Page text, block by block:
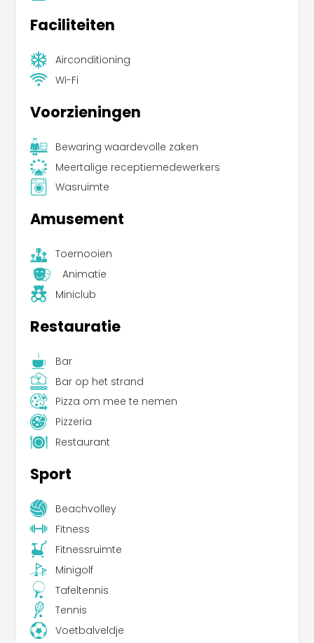
Faciliteiten
Airconditioning
Wi-Fi
Voorzieningen
Bewaring waardevolle zaken
Meertalige receptiemedewerkers
Wasruimte
Amusement
Toernooien
Animatie
Miniclub
Restauratie
Bar
Bar op het strand
Pizza om mee te nemen
Pizzeria
Restaurant
Sport
Beachvolley
Fitness
Fitnessruimte
Minigolf
Tafeltennis
Tennis
Voetbalveldje